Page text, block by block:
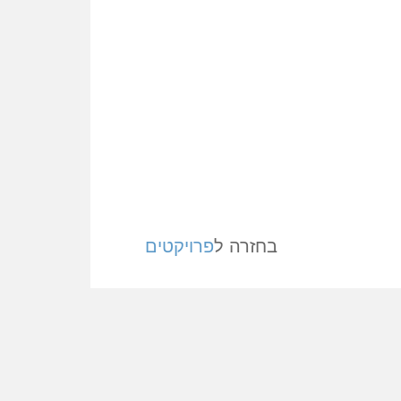
בחזרה לפרויקטים